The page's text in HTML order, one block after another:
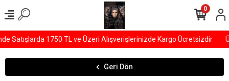
Satışlarda 1750 TL ve Üzeri Alışverişlerinizde Kargo Ücretsizdir
0
Geri Dön